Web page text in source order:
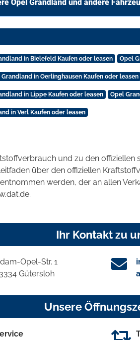
Opel Grandland und andere
in Bielefeld Kaufen oder leasen Opel
Grandland in Oerlinghausen Kaufen oder leasen
in Lippe Kaufen oder leasen Opel
in Verl Kaufen oder leasen
und zu den offiziellen
über den offiziellen
werden, der an allen
Ihr Kontakt zu
Opel-Str. 1
Gütersloh
Unsere